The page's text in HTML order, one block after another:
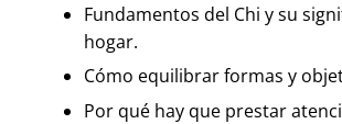
Fundamentos del Chi y su
hogar.
Cómo equilibrar formas y
Por qué hay que prestar